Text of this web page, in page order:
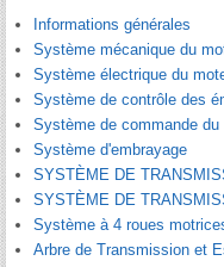
Informations générales
Système mécanique du
Système électrique du
Système de contrôle des
Système de commande du
Système d'embrayage
SYSTÈME DE
SYSTÈME DE
Système à 4 roues
Arbre de Transmission et